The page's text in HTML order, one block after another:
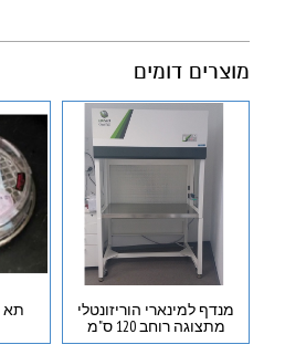
מוצרים דומים
מנדף למינארי הוריזונטלי
מתצוגה רוחב 120 ס"מ